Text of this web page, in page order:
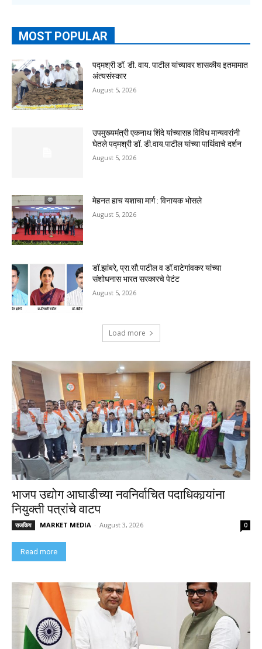
MOST POPULAR
पद्मश्री डॉ. डी. वाय. पाटील यांच्यावर शासकीय इतमामात
अंत्यसंस्कार
August 5, 2026
उपमुख्यमंत्री एकनाथ शिंदे यांच्यासह विविध मान्यवरांनी
घेतले पद्मश्री डॉ. डी.वाय.पाटील यांच्या पार्थिवाचे दर्शन
August 5, 2026
मेहनत हाच यशाचा मार्ग : विनायक भोसले
August 5, 2026
डॉ.झांबरे, प्रा.सौ.पाटील व डॉ.वाटेगांवकर यांच्या
संशोधनास भारत सरकारचे पेटंट
August 5, 2026
Load more
भाजप उद्योग आघाडीच्या नवनिर्वाचित पदाधिकार्‍यांना
नियुक्ती पत्रांचे वाटप
राजकिय MARKET MEDIA - August 3, 2026 0
Read more